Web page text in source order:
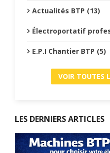
Actualités BTP (13)
Électroportatif
E.P.I Chantier BTP (5)
VOIR TOUTES
LES DERNIERS ARTICLES